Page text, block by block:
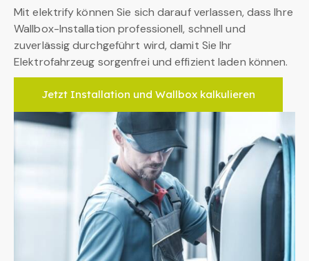
Mit elektrify können Sie sich darauf verlassen, dass Ihre
Wallbox-Installation professionell, schnell und
zuverlässig durchgeführt wird, damit Sie Ihr
Elektrofahrzeug sorgenfrei und effizient laden können.
Jetzt Installation und Wallbox kalkulieren